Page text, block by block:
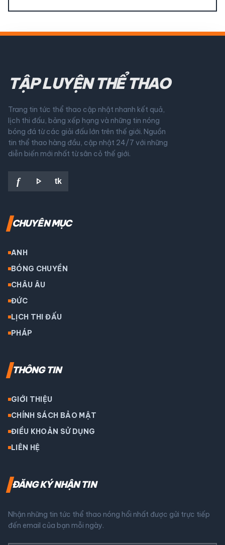
TẬP LUYỆN THỂ THAO
Trang tin tức thể thao cập nhật nhanh kết quả,
lịch thi đấu, bảng xếp hạng và những tin nóng
bóng đá từ các giải đấu lớn trên thế giới. Nguồn
tin thể thao hàng đầu, cập nhật 24/7 với những
diễn biến mới nhất từ sân cỏ thế giới.
f play_arrow tk
CHUYÊN MỤC
ANH
BÓNG CHUYỀN
CHÂU ÂU
ĐỨC
LỊCH THI ĐẤU
PHÁP
THÔNG TIN
GIỚI THIỆU
CHÍNH SÁCH BẢO MẬT
ĐIỀU KHOẢN SỬ DỤNG
LIÊN HỆ
ĐĂNG KÝ NHẬN TIN
Nhận những tin tức thể thao nóng hổi nhất được gửi trực tiếp
đến email của bạn mỗi ngày.